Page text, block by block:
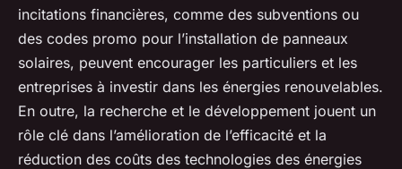
incitations financières, comme des subventions ou
des codes promo pour l’installation de panneaux
solaires, peuvent encourager les particuliers et les
entreprises à investir dans les énergies renouvelables.
En outre, la recherche et le développement jouent un
rôle clé dans l’amélioration de l’efficacité et la
réduction des coûts des technologies des énergies